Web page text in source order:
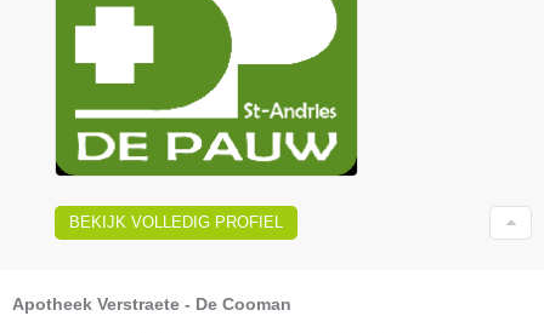
BEKIJK VOLLEDIG PROFIEL
Apotheek Verstraete - De Cooman